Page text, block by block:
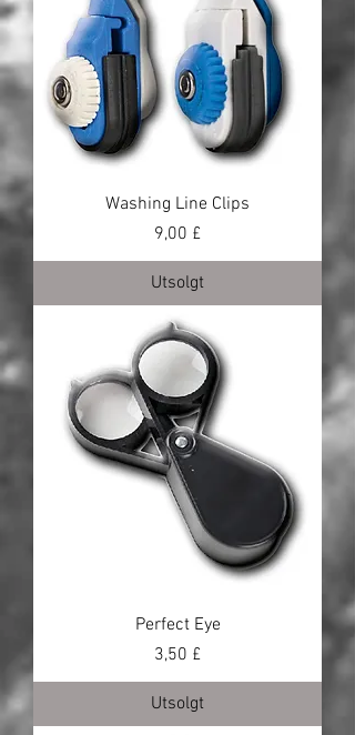
Washing Line Clips
Pris
9,00 £
Utsolgt
Perfect Eye
Pris
3,50 £
Utsolgt